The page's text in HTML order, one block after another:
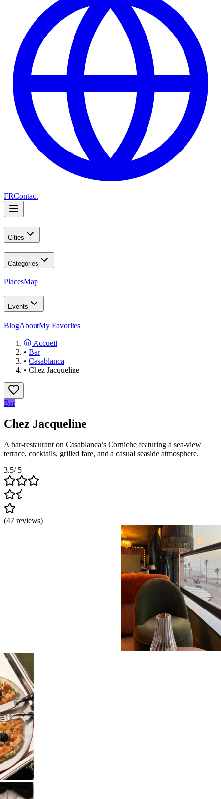
FRContact
Cities
Categories
PlacesMap
Events
BlogAboutMy Favorites
Accueil
• Bar
• Casablanca
• Chez Jacqueline
Bar
Chez Jacqueline
A bar-restaurant on Casablanca’s Corniche featuring a sea-view
terrace, cocktails, grilled fare, and a casual seaside atmosphere.
3.5/ 5
(47 reviews)